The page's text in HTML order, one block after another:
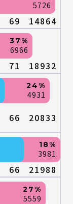
5726
69 14864
6966
37%
71 18932
4931
24%
66 20833
3981
18%
66 21988
5559
27%